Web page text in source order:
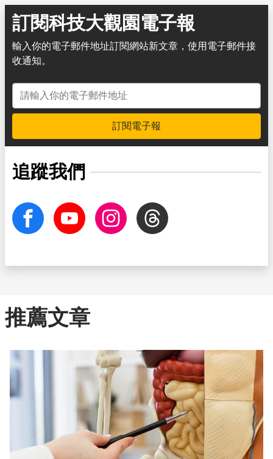
訂閱科技大觀園電子報
輸入你的電子郵件地址訂閱網站新文章，使用電子郵件接
收通知。
電子郵件地址
訂閱電子報
追蹤我們
facebook Youtube InstagramThreads
推薦文章